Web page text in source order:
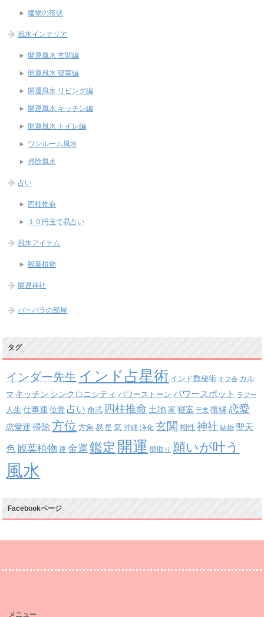
建物の形状
風水インテリア
開運風水 玄関編
開運風水 寝室編
開運風水 リビング編
開運風水 キッチン編
開運風水 トイレ編
ワンルーム風水
掃除風水
占い
四柱推命
１０円玉で易占い
風水アイテム
観葉植物
開運神社
バーバラの部屋
タグ
インダー先生 インド占星術 インド数秘術 オフ会 カル
マ キッチン シンクロニシティ パワーストーン パワースポット ラフー
人生 仕事運 位置 占い 命式 四柱推命 土地 家 寝室 干支 復縁 恋愛
恋愛運 掃除 方位 方角 易 星 気 沖縄 浄化 玄関 相性 神社 結婚 聖天
色 観葉植物 運 金運 鑑定 開運 間取り 願いが叶う
風水
Facebookページ
メニュー